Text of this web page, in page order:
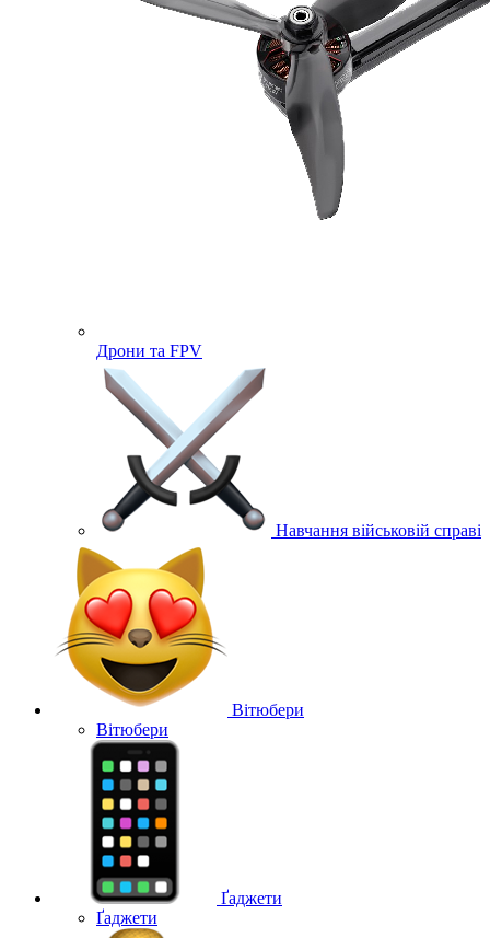
Дрони та FPV
Навчання військовій справі
Вітюбери
Вітюбери
Ґаджети
Ґаджети